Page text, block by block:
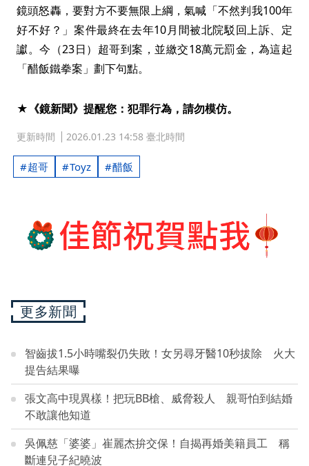
鏡頭怒轟，要對方不要無限上綱，氣喊「不然判我100年
好不好？」案件最終在去年10月間被北院駁回上訴、定
讞。今（23日）超哥到案，並繳交18萬元罰金，為這起
「醋飯鐵拳案」劃下句點。
★《鏡新聞》提醒您：犯罪行為，請勿模仿。
更新時間 2026.01.23 14:58 臺北時間
超哥 Toyz 醋飯
更多新聞
智齒拔1.5小時嘴裂仍失敗！女另尋牙醫10秒拔除 火大
提告結果曝
張文高中現異樣！把玩BB槍、威脅殺人 親哥怕到結婚
不敢讓他知道
吳佩慈「婆婆」崔麗杰拚交保！自揭再婚美籍員工 稱
斷連兒子紀曉波